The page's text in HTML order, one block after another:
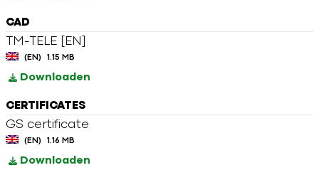
CAD
TM-TELE [EN]
(EN) 1.15 MB
Downloaden
CERTIFICATES
GS certificate
(EN) 1.16 MB
Downloaden